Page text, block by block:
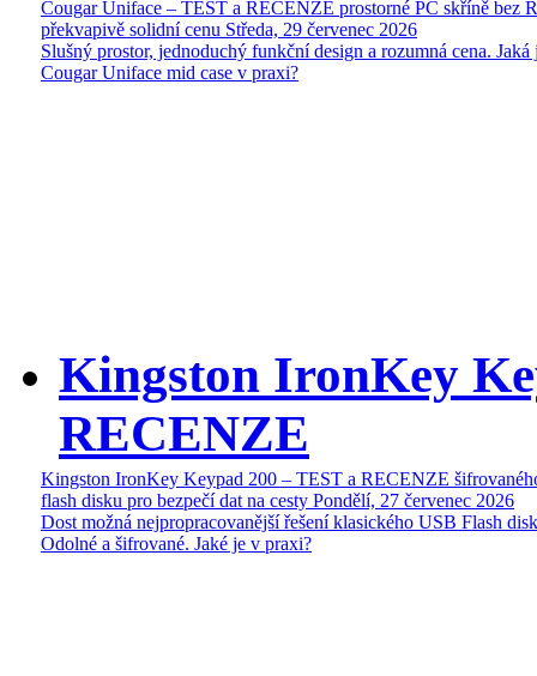
Cougar Uniface – TEST a RECENZE prostorné PC skříně bez
překvapivě solidní cenu Středa, 29 červenec 2026
Slušný prostor, jednoduchý funkční design a rozumná cena. Jaká
Cougar Uniface mid case v praxi?
Kingston IronKey
RECENZE
Kingston IronKey Keypad 200 – TEST a RECENZE
flash disku pro bezpečí dat na cesty Pondělí, 27 červenec 2026
Dost možná nejpropracovanější řešení klasického USB Flash
Odolné a šifrované. Jaké je v praxi?